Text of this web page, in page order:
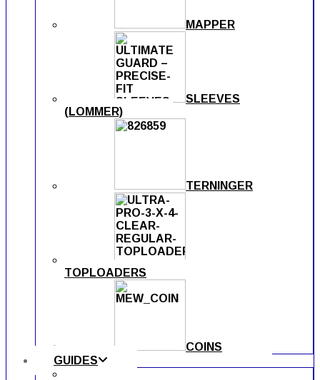
MAPPER
SLEEVES
(LOMMER)
TERNINGER
TOPLOADERS
COINS
GUIDES